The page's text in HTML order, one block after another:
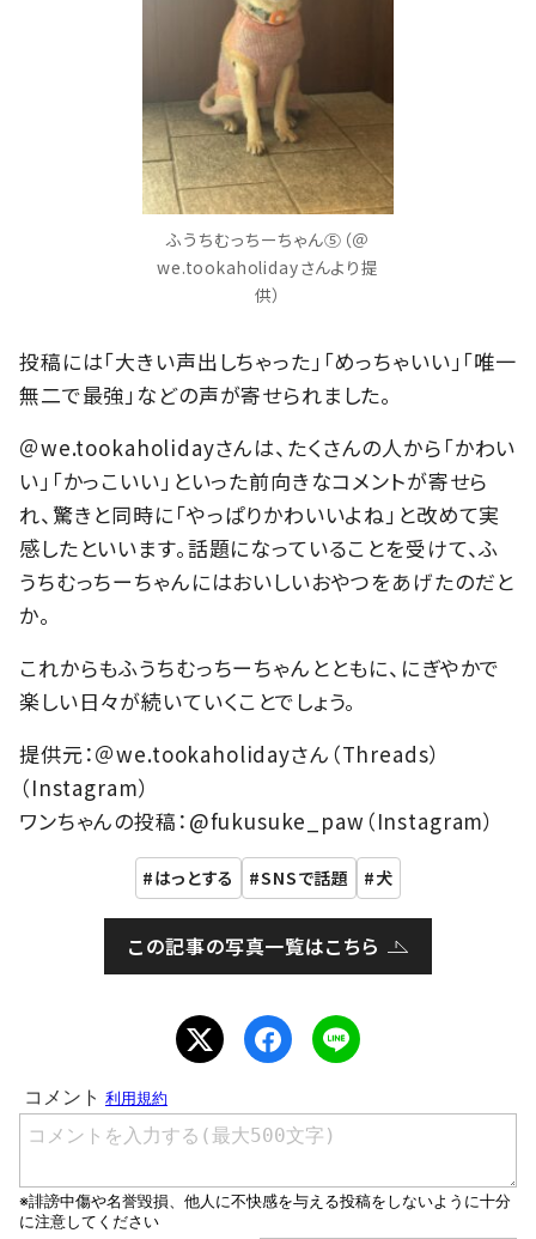
ふうちむっちーちゃん⑤（＠
we.tookaholidayさんより提
供）
投稿には「大きい声出しちゃった」「めっちゃいい」「唯一
無二で最強」などの声が寄せられました。
＠we.tookaholidayさんは、たくさんの人から「かわい
い」「かっこいい」といった前向きなコメントが寄せら
れ、驚きと同時に「やっぱりかわいいよね」と改めて実
感したといいます。話題になっていることを受けて、ふ
うちむっちーちゃんにはおいしいおやつをあげたのだと
か。
これからもふうちむっちーちゃんとともに、にぎやかで
楽しい日々が続いていくことでしょう。
提供元：＠we.tookaholidayさん（Threads）
（Instagram）
ワンちゃんの投稿：@fukusuke_paw（Instagram）
はっとする SNSで話題 犬
この記事の写真一覧はこちら